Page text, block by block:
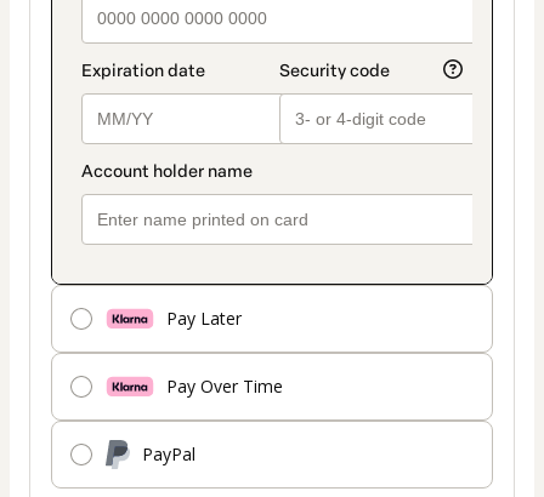
Pay Later
Pay Over Time
PayPal